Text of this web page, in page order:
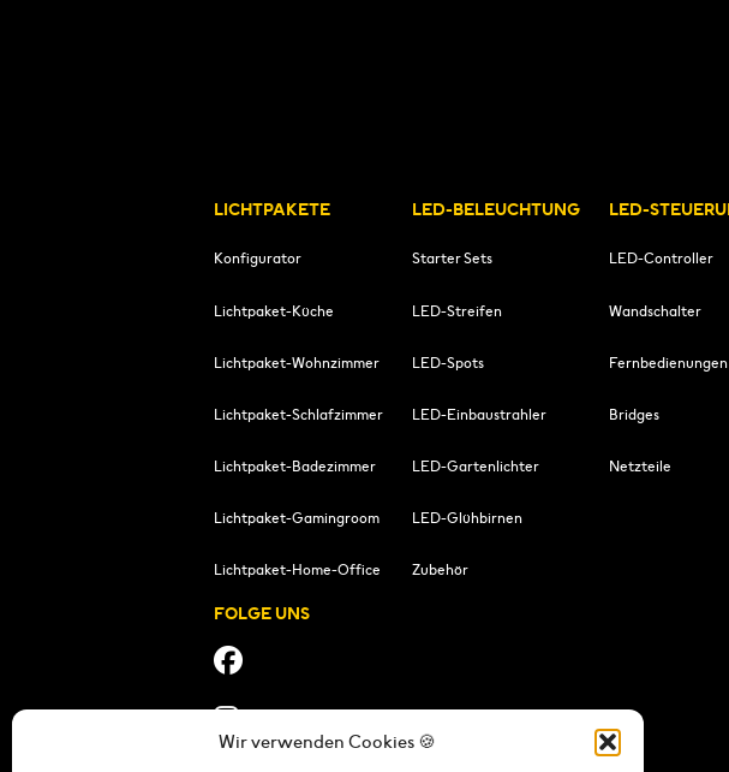
Wir verwenden Cookies 🍪
LICHTPAKETE
Konfigurator
Lichtpaket-Küche
Lichtpaket-Wohnzimmer
Lichtpaket-Schlafzimmer
Lichtpaket-Badezimmer
Lichtpaket-Gamingroom
Lichtpaket-Home-Office
LED-BELEUCHTUNG
Starter Sets
LED-Streifen
LED-Spots
LED-Einbaustrahler
LED-Gartenlichter
LED-Glühbirnen
Zubehör
LED-
LED-Controller
Wandschalter
Fernbedienungen
Bridges
Netzteile
FOLGE UNS